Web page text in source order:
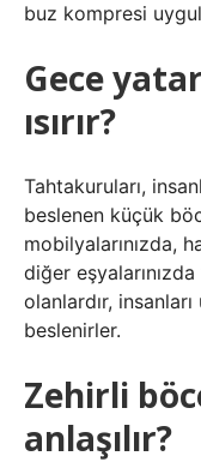
buz kompresi
Gece
ısırır?
Tahtakuruları,
beslenen küçük
mobilyalarınızda,
diğer
olanlardır, insanları
beslenirler.
Zehirli
anlaşılır?